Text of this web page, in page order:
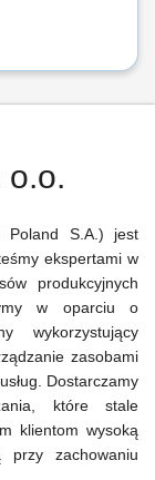
o.o.
Poland S.A.) jest
ekspertami w
produkcyjnych
w oparciu o
wykorzystujący
zasobami
Dostarczamy
które stale
klientom wysoką
przy zachowaniu